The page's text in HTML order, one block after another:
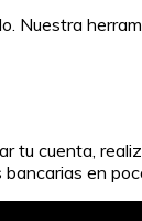
Nuestra
tu cuenta,
en